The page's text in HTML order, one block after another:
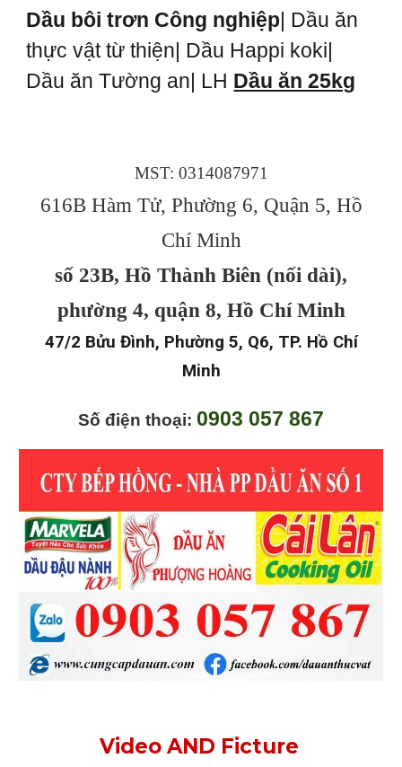
Dầu bôi trơn Công nghiệp| Dầu ăn
thực vật từ thiện| Dầu Happi koki|
Dầu ăn Tường an| LH Dầu ăn 25kg
MST: 0314087971
616B Hàm Tử, Phường 6, Quận 5, Hồ
Chí Minh
số 23B, Hồ Thành Biên (nối dài),
phường 4, quận 8, Hồ Chí Minh
47/2 Bửu Đình, Phường 5, Q6, TP. Hồ Chí
Minh
Số điện thoại: 0903 057 867
Video AND Ficture